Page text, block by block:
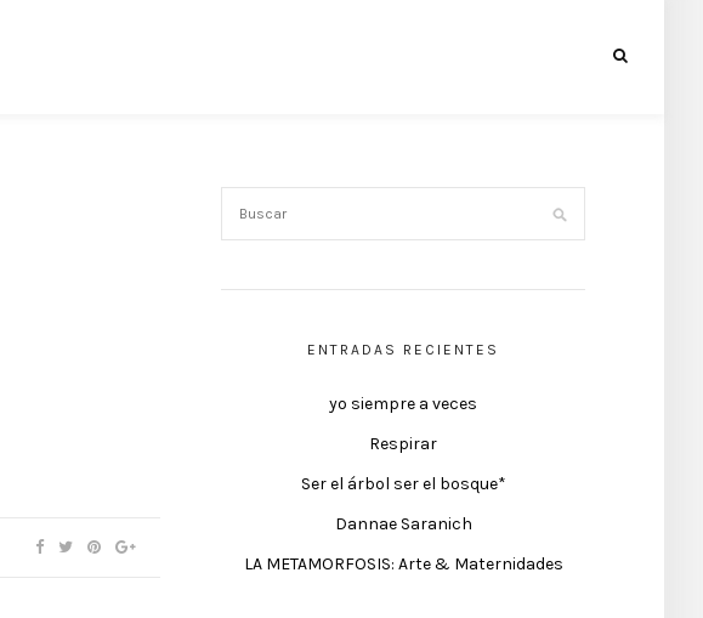
ENTRADAS RECIENTES
yo siempre a veces
Respirar
Ser el árbol ser el bosque*
Dannae Saranich
LA METAMORFOSIS: Arte & Maternidades